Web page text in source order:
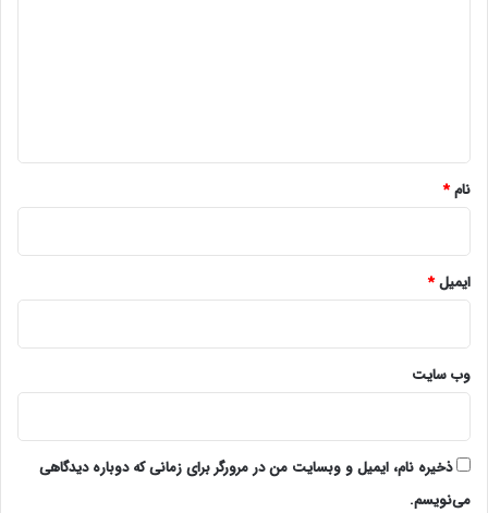
نام*
ایمیل*
وب‌ سایت
ذخیره نام، ایمیل و وبسایت من در مرورگر برای زمانی که دوباره دیدگاهی
می‌نویسم.